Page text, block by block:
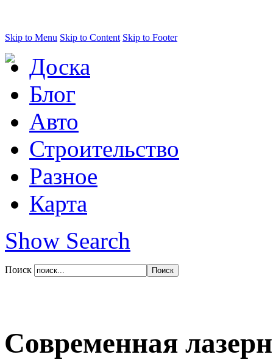
Skip to Menu Skip to Content Skip to Footer
Доска
Блог
Авто
Строительство
Разное
Карта
Show Search
Поиск
Современная